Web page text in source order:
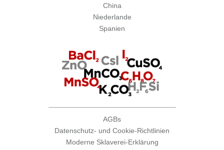
China
Niederlande
Spanien
AGBs
Datenschutz- und Cookie-Richtlinien
Moderne Sklaverei-Erklärung